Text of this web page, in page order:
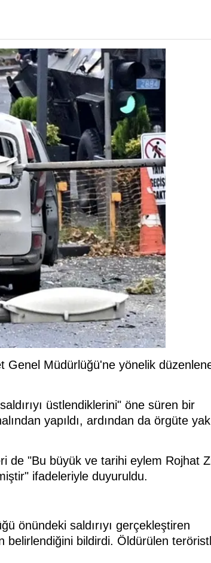
Genel Müdürlüğü'ne yönelik
üstlendiklerini" öne süren bir
yapıldı, ardından da örgüte
de "Bu büyük ve tarihi eylem Rojhat
ifadeleriyle duyuruldu.
önündeki saldırıyı gerçekleştiren
bildirdi. Öldürülen